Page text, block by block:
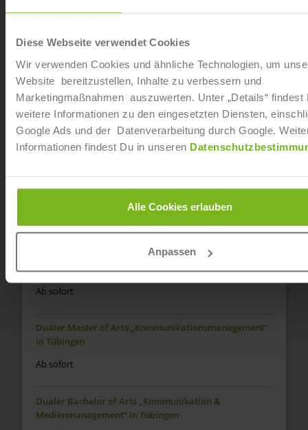
Diese Webseite verwendet Cookies
Wir verwenden Cookies und ähnliche Technologien, um
Website bereitzustellen, Inhalte zu verbessern und
Marketingmaßnahmen auszuwerten. Unter „Details“ findest
weitere Informationen zu den eingesetzten Diensten,
Google Ads und der Datenverarbeitung durch Google.
Informationen findest Du in unseren
Alle Cookies erlauben
Anpassen
in Mönchengladbach
Ab sofort
Dualer Master of Arts „Sportbusiness Management“ in
Mönchengladbach
Ab sofort
Dualer Bachelor of Arts „Sportbusiness Management“
Dualer Master of Arts „Sportbusiness Management“ in
Tübingen
Ab sofort
Dualer Master of Arts „Kommunikationsmanagement“
in Tübingen
Ab sofort
Dualer Bachelor of Arts „Kommunikation &
Medienmanagement“ in Tübingen